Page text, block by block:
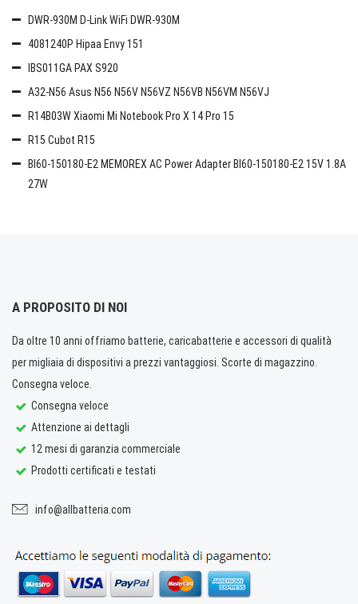
DWR-930M D-Link WiFi DWR-930M
4081240P Hipaa Envy 151
IBS011GA PAX S920
A32-N56 Asus N56 N56V N56VZ N56VB N56VM N56VJ
R14B03W Xiaomi Mi Notebook Pro X 14 Pro 15
R15 Cubot R15
BI60-150180-E2 MEMOREX AC Power Adapter BI60-150180-E2 15V 1.8A
27W
A PROPOSITO DI NOI
Da oltre 10 anni offriamo batterie, caricabatterie e accessori di qualità
per migliaia di dispositivi a prezzi vantaggiosi. Scorte di magazzino.
Consegna veloce.
Consegna veloce
Attenzione ai dettagli
12 mesi di garanzia commerciale
Prodotti certificati e testati
info@allbatteria.com